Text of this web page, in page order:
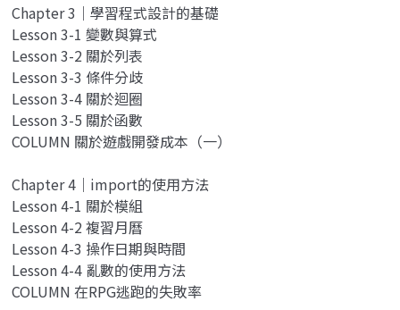
Chapter 3｜學習程式設計的基礎
Lesson 3-1 變數與算式
Lesson 3-2 關於列表
Lesson 3-3 條件分歧
Lesson 3-4 關於迴圈
Lesson 3-5 關於函數
COLUMN 關於遊戲開發成本（一）
Chapter 4｜import的使用方法
Lesson 4-1 關於模組
Lesson 4-2 複習月曆
Lesson 4-3 操作日期與時間
Lesson 4-4 亂數的使用方法
COLUMN 在RPG逃跑的失敗率